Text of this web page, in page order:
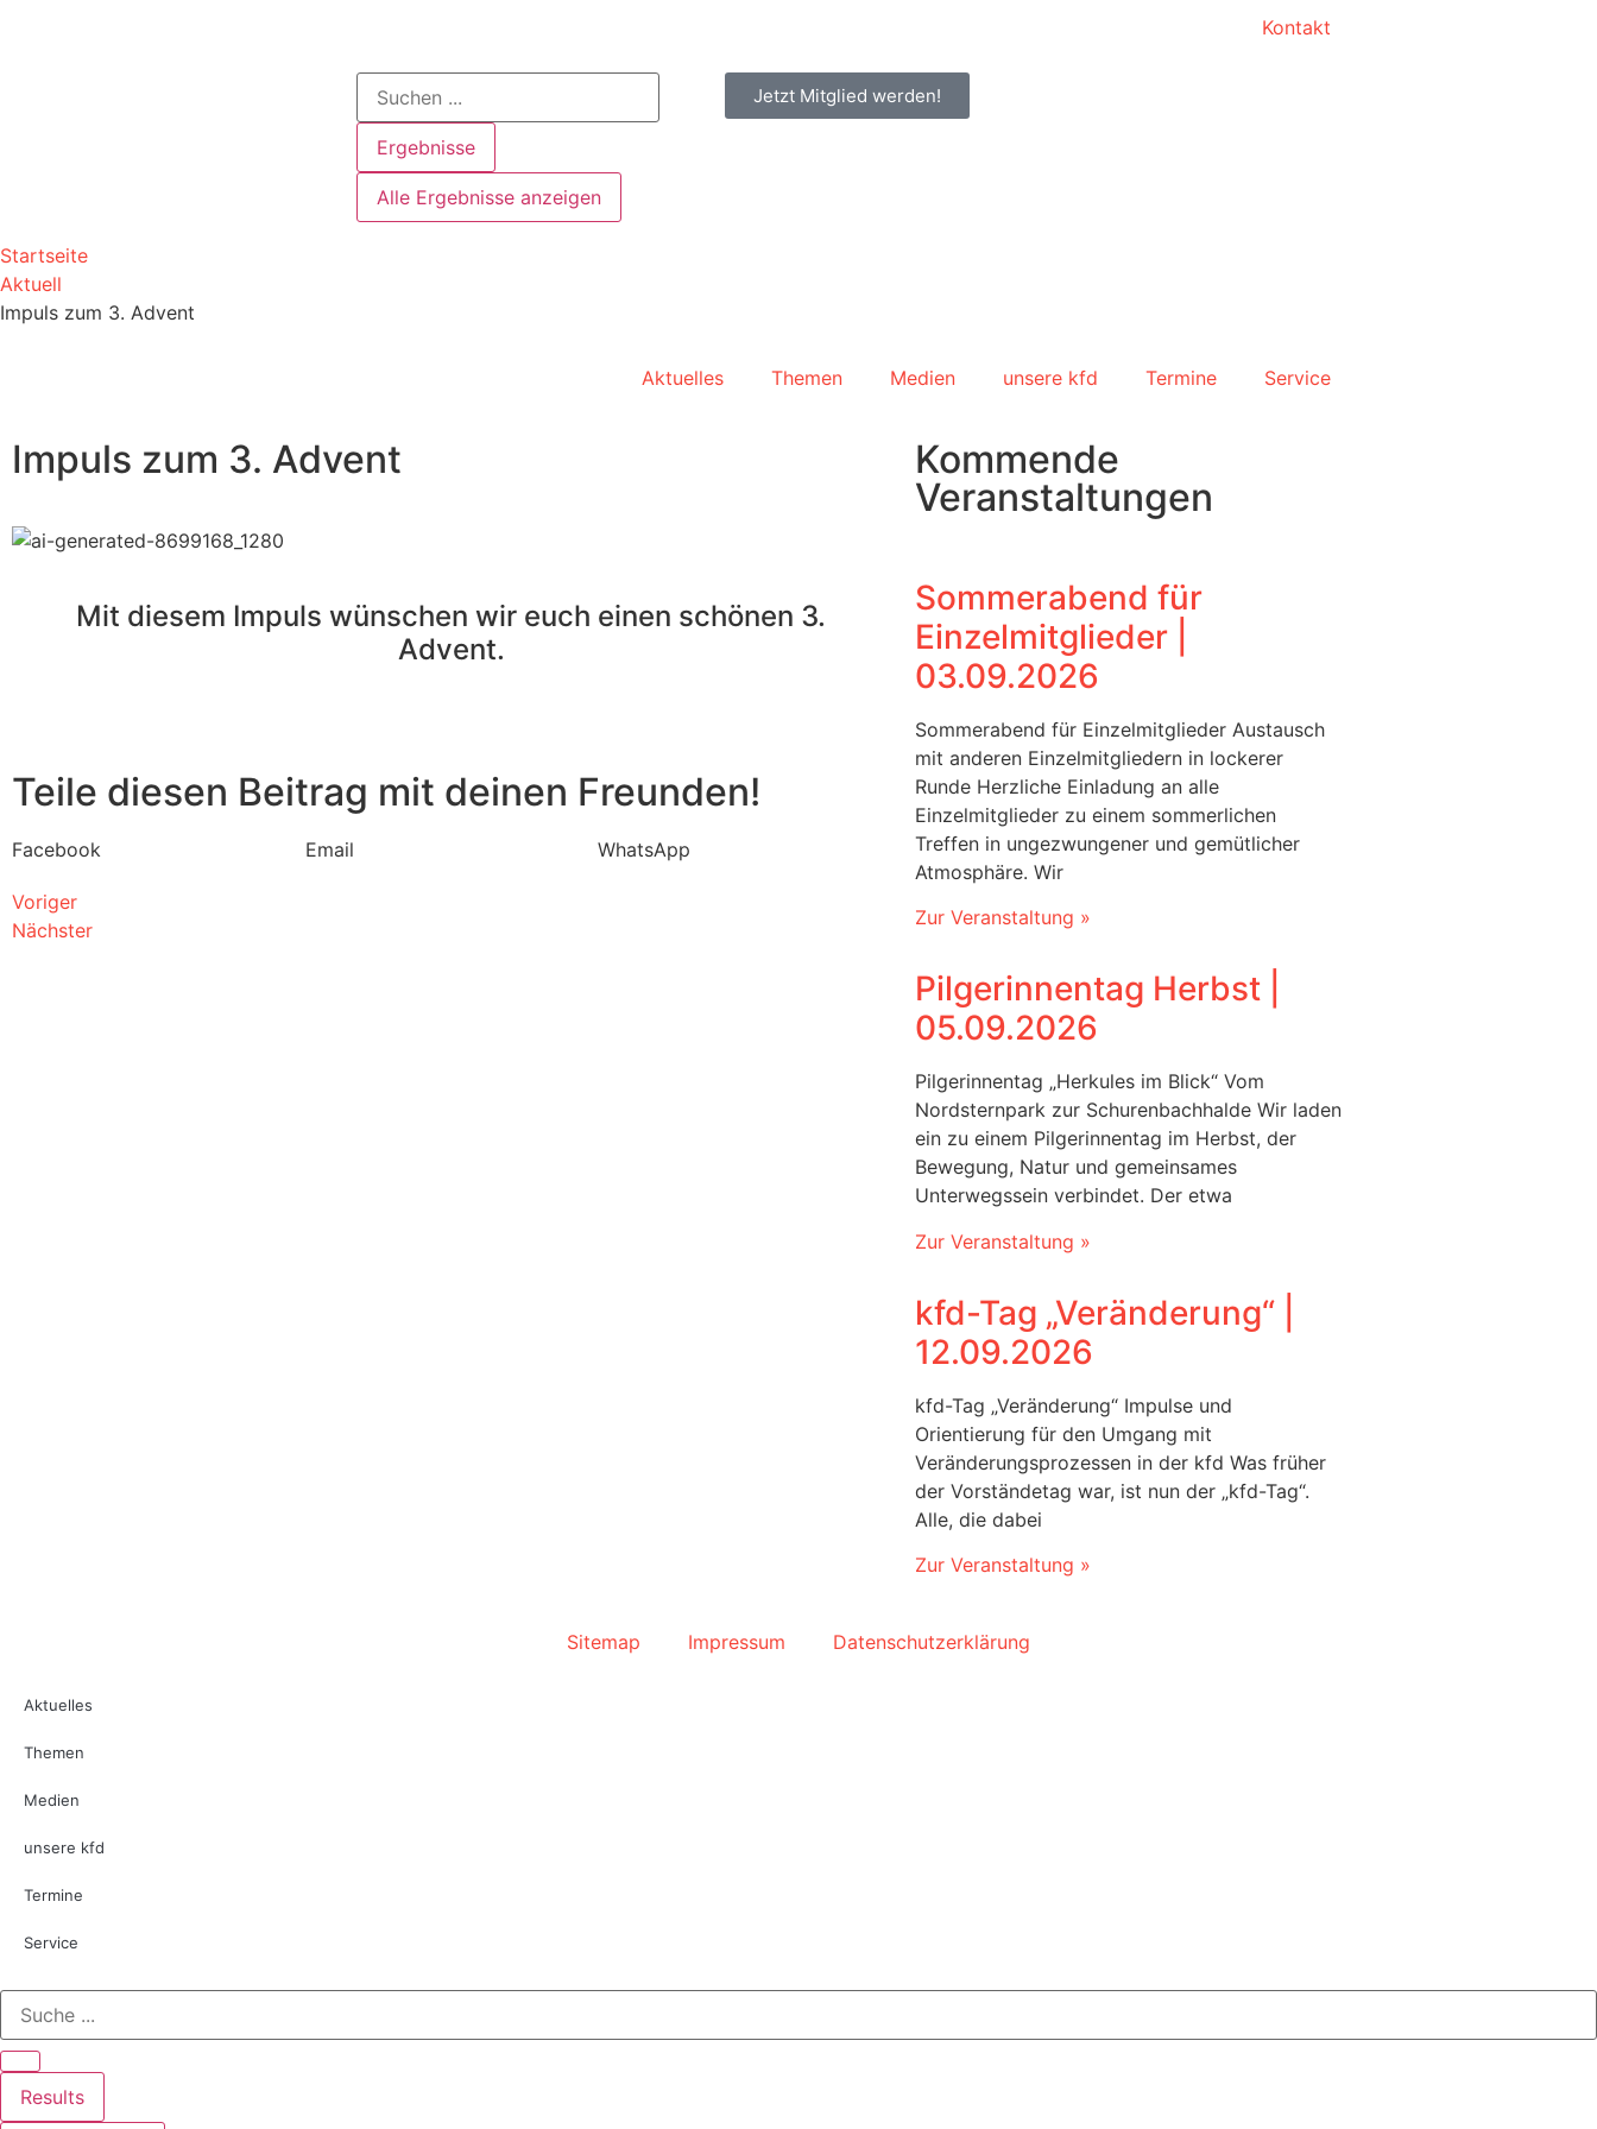
Kontakt
Ergebnisse
Alle Ergebnisse anzeigen
Jetzt Mitglied werden!
Startseite
Aktuell
Impuls zum 3. Advent
Aktuelles Themen Medien unsere kfd Termine Service
Impuls zum 3. Advent
Mit diesem Impuls wünschen wir euch einen schönen 3.
Advent.
Teile diesen Beitrag mit deinen Freunden!
Facebook Email WhatsApp
Voriger
Nächster
Kommende
Veranstaltungen
Sommerabend für
Einzelmitglieder |
03.09.2026
Sommerabend für Einzelmitglieder Austausch
mit anderen Einzelmitgliedern in lockerer
Runde Herzliche Einladung an alle
Einzelmitglieder zu einem sommerlichen
Treffen in ungezwungener und gemütlicher
Atmosphäre. Wir
Zur Veranstaltung »
Pilgerinnentag Herbst |
05.09.2026
Pilgerinnentag „Herkules im Blick“ Vom
Nordsternpark zur Schurenbachhalde Wir laden
ein zu einem Pilgerinnentag im Herbst, der
Bewegung, Natur und gemeinsames
Unterwegssein verbindet. Der etwa
Zur Veranstaltung »
kfd-Tag „Veränderung“‎ |
12.09.2026
kfd-Tag „Veränderung“ Impulse und
Orientierung für den Umgang mit
Veränderungsprozessen in der kfd Was früher
der Vorständetag war, ist nun der „kfd-Tag“.
Alle, die dabei
Zur Veranstaltung »
Sitemap Impressum Datenschutzerklärung
Aktuelles
Themen
Medien
unsere kfd
Termine
Service
Results